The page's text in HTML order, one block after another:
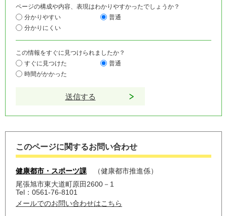
ページの構成や内容、表現はわかりやすかったでしょうか？
分かりやすい
普通
分かりにくい
この情報をすぐに見つけられましたか？
すぐに見つけた
普通
時間がかかった
このページに関するお問い合わせ
健康都市・スポーツ課
健康都市推進係
尾張旭市東大道町原田2600－1
Tel：0561-76-8101
メールでのお問い合わせはこちら